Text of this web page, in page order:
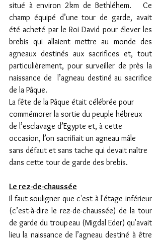
situé à environ 2km de Bethléhem.   Ce
champ équipé d’une tour de garde, avait
été acheté par le Roi David pour élever les
brebis qui allaient mettre au monde des
agneaux destinés aux sacrifices et, tout
particulièrement, pour surveiller de près la
naissance de  l’agneau destiné au sacrifice
de la Pâque.
La fête de la Pâque était célébrée pour
commémorer la sortie du peuple hébreux
de l’esclavage d’Egypte et, à cette
occasion, l’on sacrifiait un agneau mâle
sans défaut et sans tache qui devait naître
dans cette tour de garde des brebis.
Le rez-de-chaussée
Il faut souligner que c'est à l'étage inférieur
(c’est-à-dire le rez-de-chaussée) de la tour
de garde du troupeau (Migdal Eder) qu'avait
lieu la naissance de l’agneau destiné à être